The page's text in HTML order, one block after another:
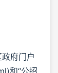
府门户
和“公招